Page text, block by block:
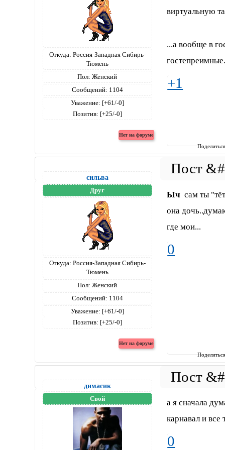
Откуда: Россия-Западная Сибирь-
Тюмень
Пол: Женский
Сообщений: 1104
Уважение: [+61/-0]
Позитив: [+25/-0]
виртуальную
...а вообще в
+1
сильва
Друг
Откуда: Россия-Западная Сибирь-
Тюмень
Пол: Женский
Сообщений: 1104
Уважение: [+61/-0]
Позитив: [+25/-0]
Ыч сам ты
она
где мои...
0
димасик
Свой
а я сначала
карнавал и все
0